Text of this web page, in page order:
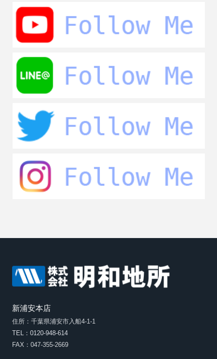
新浦安本店
住所：千葉県浦安市入船4-1-1
TEL：0120-948-614
FAX：047-355-2669